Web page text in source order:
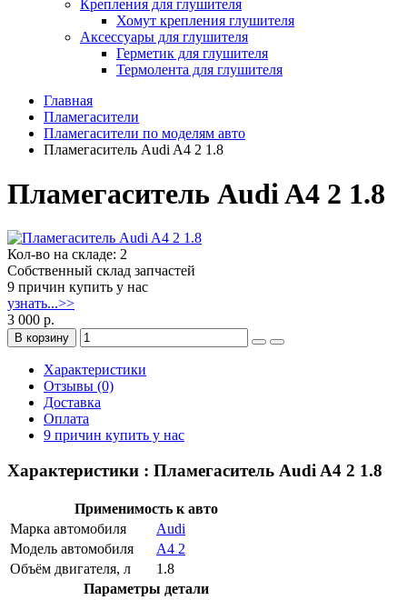
Крепления для глушителя
Хомут крепления глушителя
Аксессуары для глушителя
Герметик для глушителя
Термолента для глушителя
Главная
Пламегасители
Пламегасители по моделям авто
Пламегаситель Audi A4 2 1.8
Пламегаситель Audi A4 2 1.8
Кол-во на складе: 2
Собственный склад запчастей
9 причин купить у нас
узнать...>>
3 000 р.
В корзину
Характеристики
Отзывы (0)
Доставка
Оплата
9 причин купить у нас
Характеристики : Пламегаситель Audi A4 2 1.8
Применимость к авто
Марка автомобиля
Audi
Модель автомобиля
A4 2
Объём двигателя, л
1.8
Параметры детали